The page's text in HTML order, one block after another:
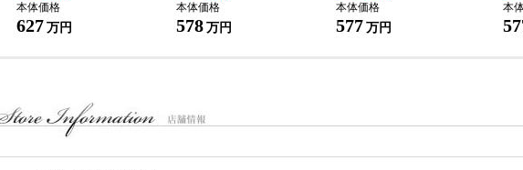
『ロペライオ独自の「Ｓ．Ｎ．Ｐ」をご用意！ご購入車両を、その日に直ぐに乗ってお帰りいただけます
さい！』
ＴＥＬ：０４８（４４９）０００１
本体価格
627 万円
本体価格
578 万円
本体価格
577 万円
本